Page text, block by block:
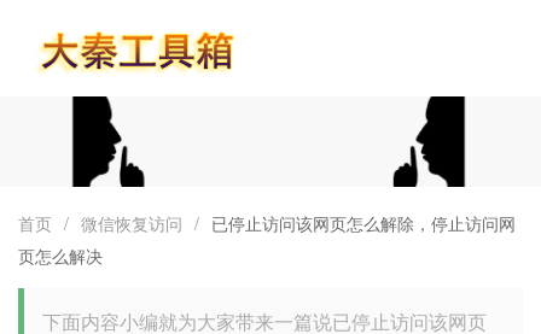
首页 / 微信恢复访问 / 已停止访问该网页怎么解除，停止访问网
页怎么解决
下面内容小编就为大家带来一篇说已停止访问该网页